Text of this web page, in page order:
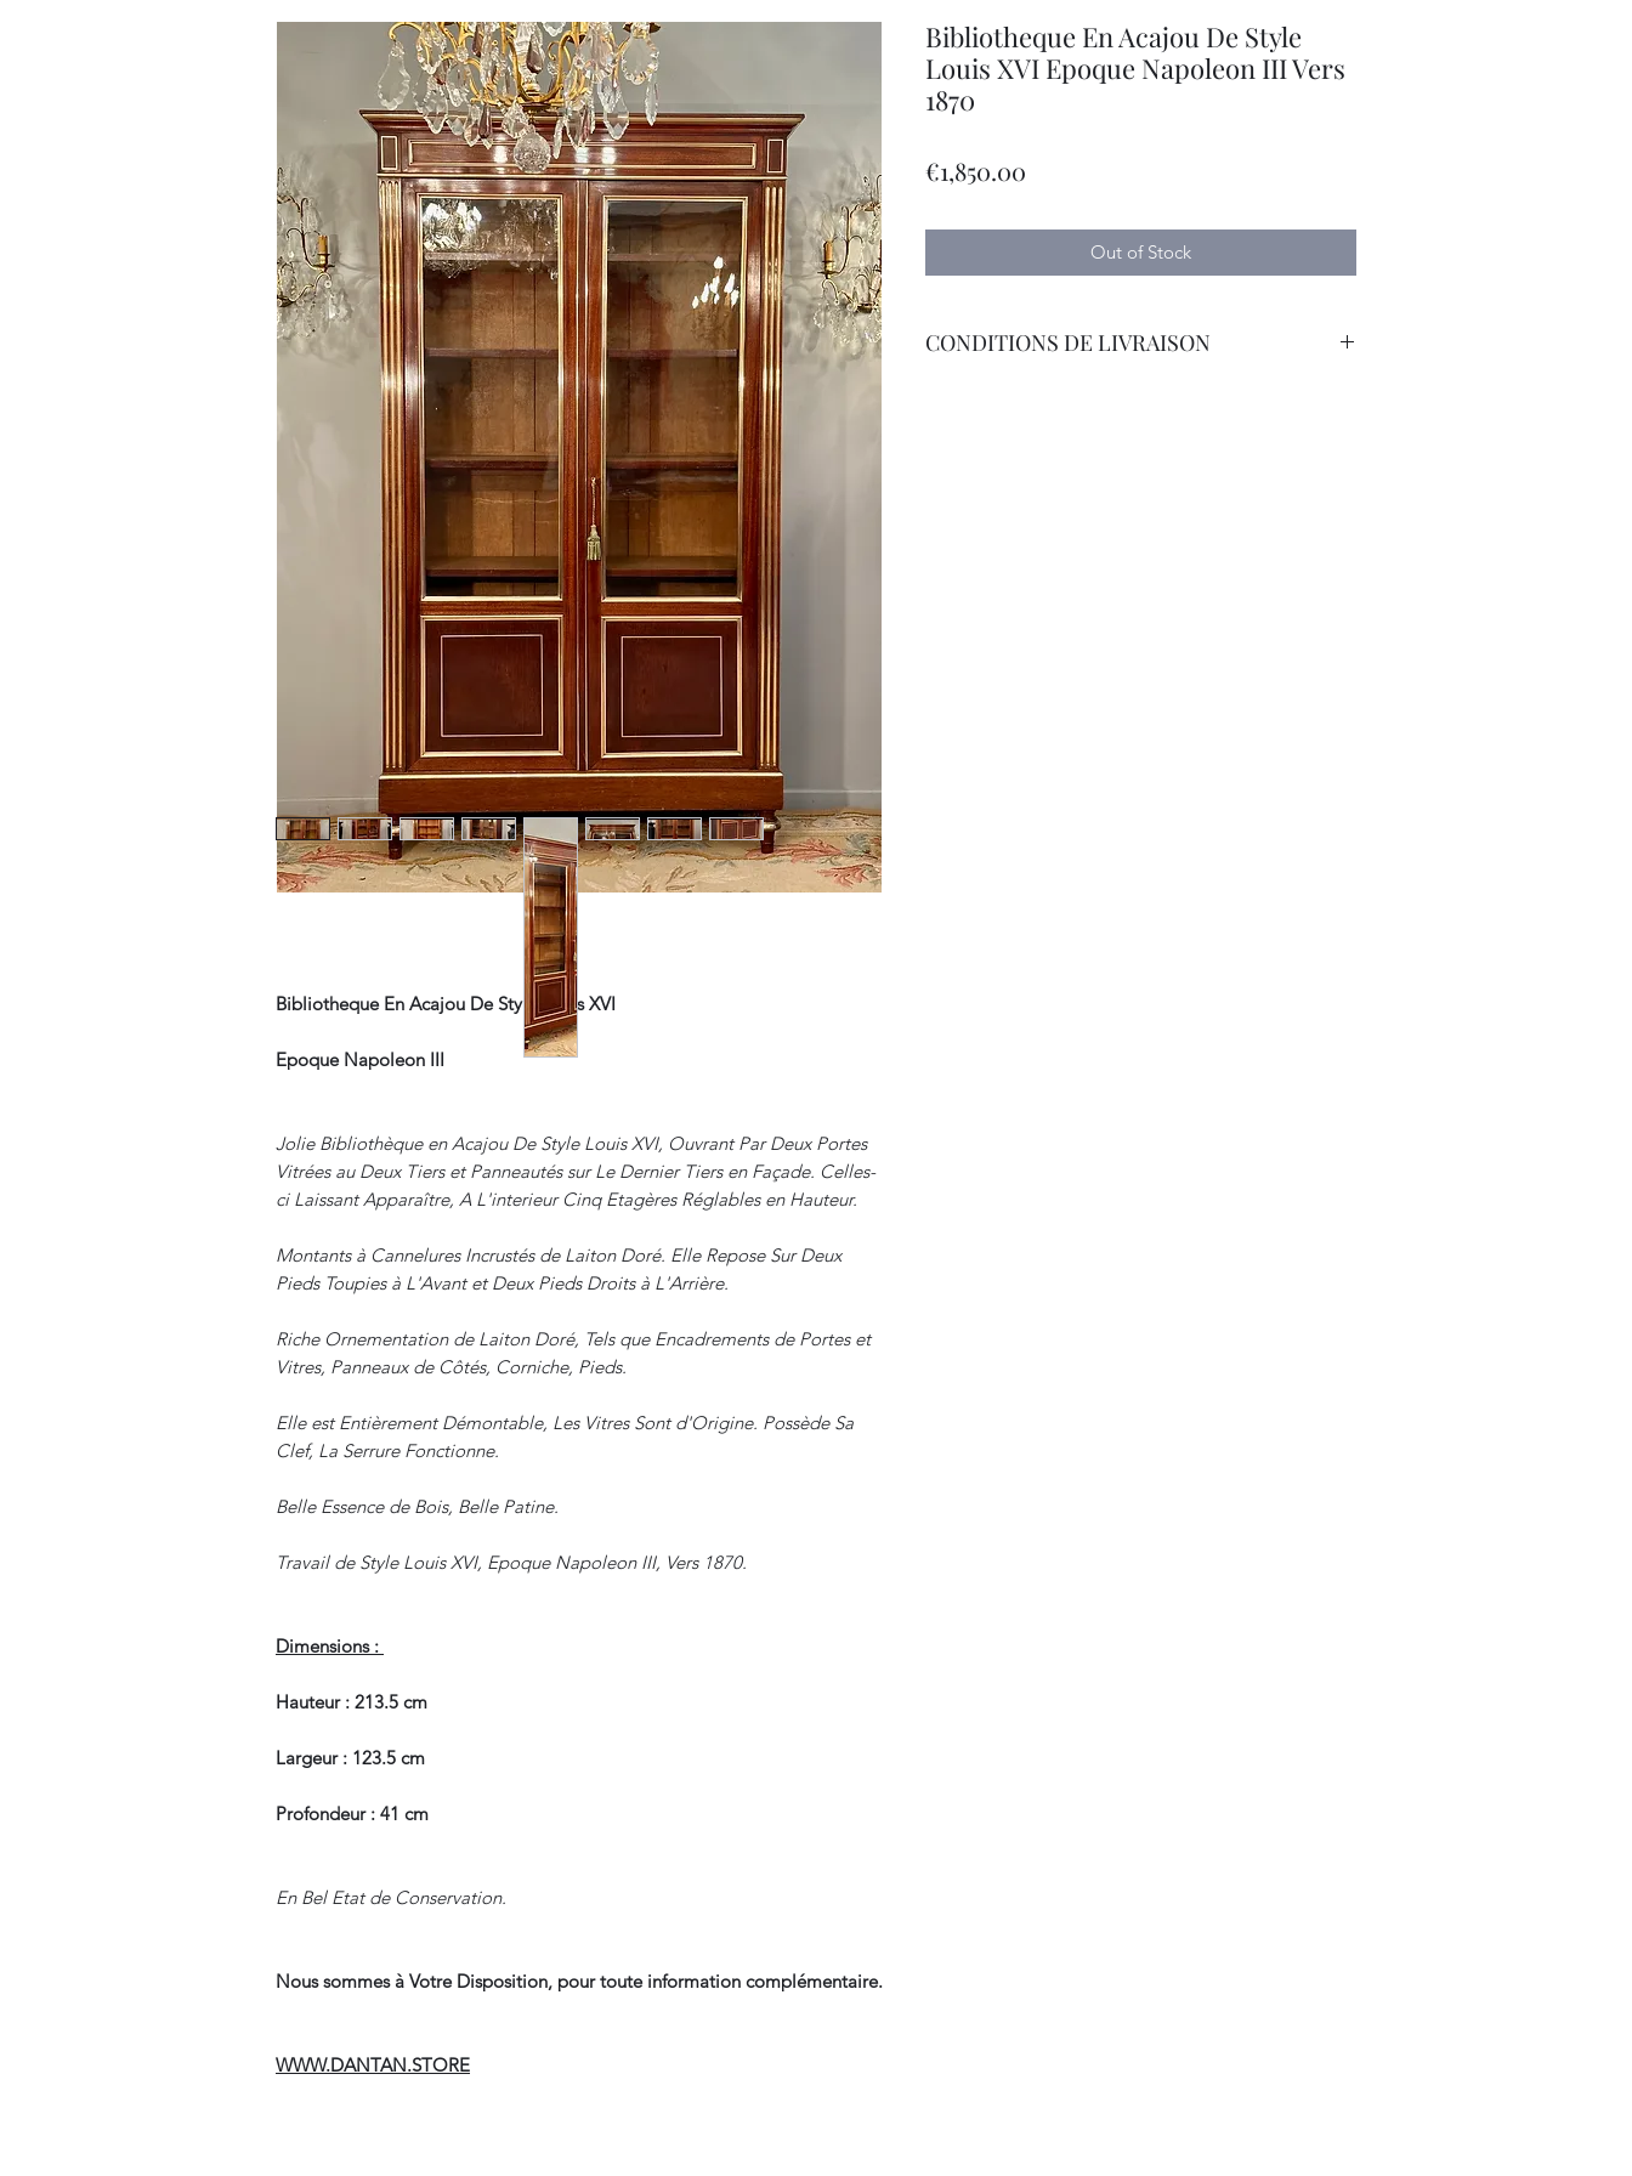
Bibliotheque En Acajou De Style Louis XVI
Epoque Napoleon III
Jolie Bibliothèque en Acajou De Style Louis XVI, Ouvrant Par Deux Portes
Vitrées au Deux Tiers et Panneautés sur Le Dernier Tiers en Façade. Celles-
ci Laissant Apparaître, A L'interieur Cinq Etagères Réglables en Hauteur.
Montants à Cannelures Incrustés de Laiton Doré. Elle Repose Sur Deux
Pieds Toupies à L'Avant et Deux Pieds Droits à L'Arrière.
Riche Ornementation de Laiton Doré, Tels que Encadrements de Portes et
Vitres, Panneaux de Côtés, Corniche, Pieds.
Elle est Entièrement Démontable, Les Vitres Sont d'Origine. Possède Sa
Clef, La Serrure Fonctionne.
Belle Essence de Bois, Belle Patine.
Travail de Style Louis XVI, Epoque Napoleon III, Vers 1870.
Dimensions :
Hauteur : 213.5 cm
Largeur : 123.5 cm
Profondeur : 41 cm
En Bel Etat de Conservation.
Nous sommes à Votre Disposition, pour toute information complémentaire.
WWW.DANTAN.STORE
Bibliotheque En Acajou De Style
Louis XVI Epoque Napoleon III Vers
1870
€1,850.00
Out of Stock
CONDITIONS DE LIVRAISON